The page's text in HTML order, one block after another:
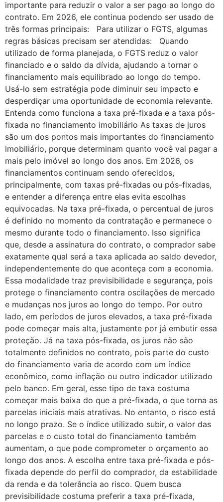
importante para reduzir o valor a ser pago ao longo do
contrato. Em 2026, ele continua podendo ser usado de
três formas principais: Para utilizar o FGTS, algumas
regras básicas precisam ser atendidas: Quando
utilizado de forma planejada, o FGTS reduz o valor
financiado e o saldo da dívida, ajudando a tornar o
financiamento mais equilibrado ao longo do tempo.
Usá-lo sem estratégia pode diminuir seu impacto e
desperdiçar uma oportunidade de economia relevante.
Entenda como funciona a taxa pré-fixada e a taxa pós-
fixada no financiamento imobiliário As taxas de juros
são um dos pontos mais importantes do financiamento
imobiliário, porque determinam quanto você vai pagar a
mais pelo imóvel ao longo dos anos. Em 2026, os
financiamentos continuam sendo oferecidos,
principalmente, com taxas pré-fixadas ou pós-fixadas,
e entender a diferença entre elas evita escolhas
equivocadas. Na taxa pré-fixada, o percentual de juros
é definido no momento da contratação e permanece o
mesmo durante todo o financiamento. Isso significa
que, desde a assinatura do contrato, o comprador sabe
exatamente qual será a taxa aplicada ao saldo devedor,
independentemente do que aconteça com a economia.
Essa modalidade traz previsibilidade e segurança, pois
protege o financiamento contra oscilações de mercado
e mudanças nos juros ao longo do tempo. Por outro
lado, em períodos de juros elevados, a taxa pré-fixada
pode começar mais alta, justamente por já embutir essa
proteção. Já na taxa pós-fixada, os juros não são
totalmente definidos no contrato, pois parte do custo
do financiamento varia de acordo com um índice
econômico, como inflação ou outro indicador utilizado
pelo banco. Em geral, esse tipo de taxa costuma
começar mais baixa do que a pré-fixada, o que torna as
parcelas iniciais mais atrativas. No entanto, o risco está
no longo prazo. Se o índice utilizado subir, o valor das
parcelas e o custo total do financiamento também
aumentam, o que pode comprometer o orçamento ao
longo dos anos. A escolha entre taxa pré-fixada e pós-
fixada depende do perfil do comprador, da estabilidade
da renda e da tolerância ao risco. Quem busca
previsibilidade costuma preferir a taxa pré-fixada,